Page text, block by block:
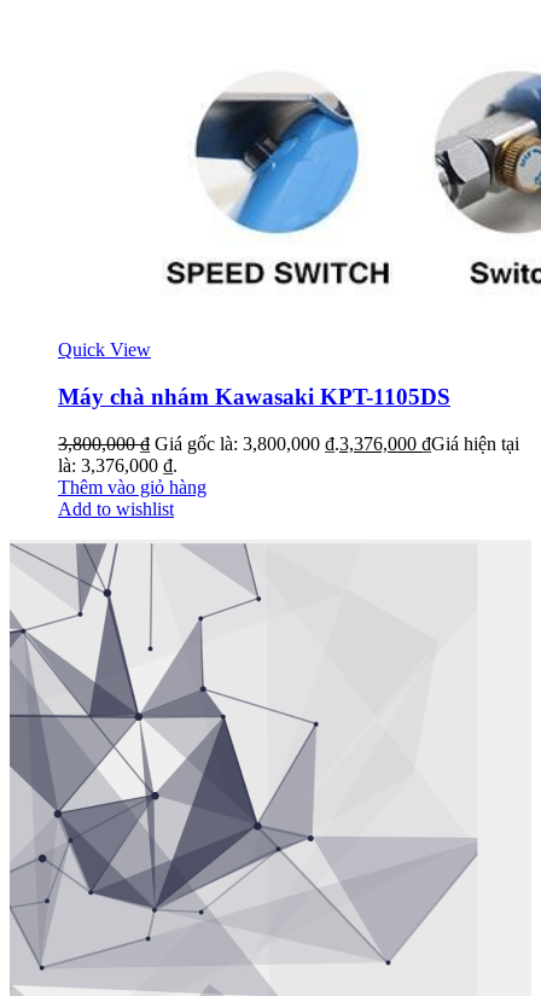
Quick View
Máy chà nhám Kawasaki KPT-1105DS
3,800,000₫ Giá gốc là: 3,800,000 ₫.3,376,000 ₫Giá hiện tại
là: 3,376,000 ₫.
Thêm vào giỏ hàng
Add to wishlist